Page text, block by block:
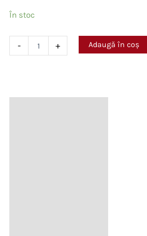
În stoc
-
ilustrați
+ Adaugă în coș